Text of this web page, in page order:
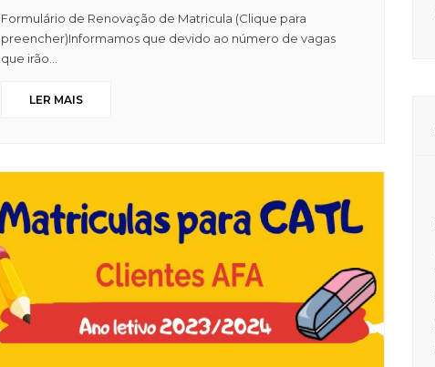
Formulário de Renovação de Matricula (Clique para
preencher)Informamos que devido ao número de vagas
que irão...
LER MAIS